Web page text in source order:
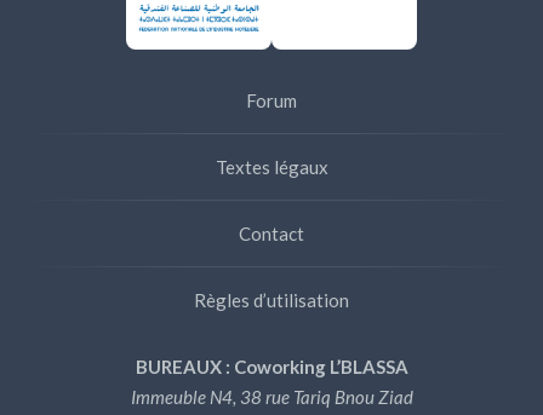
Forum
Textes légaux
Contact
Règles d’utilisation
BUREAUX : Coworking L’BLASSA
Immeuble N4, 38 rue Tariq Bnou Ziad